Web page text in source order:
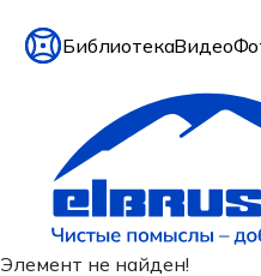
БиблиотекаВидео
Элемент не найден!